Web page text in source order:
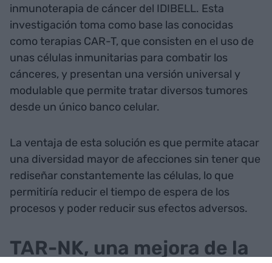
inmunoterapia de cáncer del IDIBELL. Esta
investigación toma como base las conocidas
como terapias CAR-T, que consisten en el uso de
unas células inmunitarias para combatir los
cánceres, y presentan una versión universal y
modulable que permite tratar diversos tumores
desde un único banco celular.
La ventaja de esta solución es que permite atacar
una diversidad mayor de afecciones sin tener que
rediseñar constantemente las células, lo que
permitiría reducir el tiempo de espera de los
procesos y poder reducir sus efectos adversos.
TAR-NK, una mejora de la